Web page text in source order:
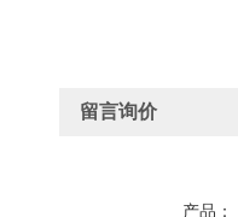
留言询价
产品：